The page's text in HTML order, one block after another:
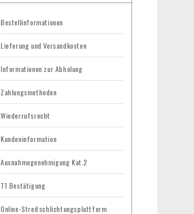
Bestellinformationen
Lieferung und Versandkosten
Informationen zur Abholung
Zahlungsmethoden
Wiederrufsrecht
Kundeninformation
Ausnahmegenehmigung Kat.2
T1 Bestätigung
Online-Streitschlichtungsplattform